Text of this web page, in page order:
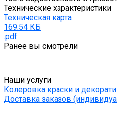
Технические характеристики
Техническая карта
169.54 КБ
.pdf
Ранее вы смотрели
Наши услуги
Колеровка краски и
Доставка заказов